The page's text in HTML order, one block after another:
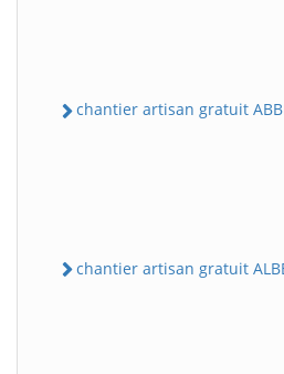
chantier artisan gratuit
chantier artisan gratuit